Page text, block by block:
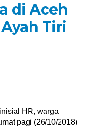
di Aceh
Tiri
HR, warga
pagi (26/10/2018)